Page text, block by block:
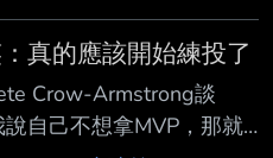
著他走訪台南、品嘗美
遊台照，還用中文 寫下
引發熱論，「台南被他拍
場、生命力」 、「歡迎
真的應該開始練投了
Crow-Armstrong談
自己不想拿MVP，那就